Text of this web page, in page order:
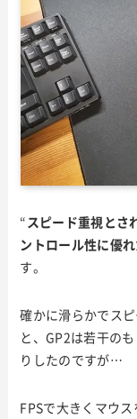
“ スピード重視とさ
ントロール性に優
す。
確かに滑らかでス
と、GP2は若干の
りしたのですが…
FPSで大きくマウ